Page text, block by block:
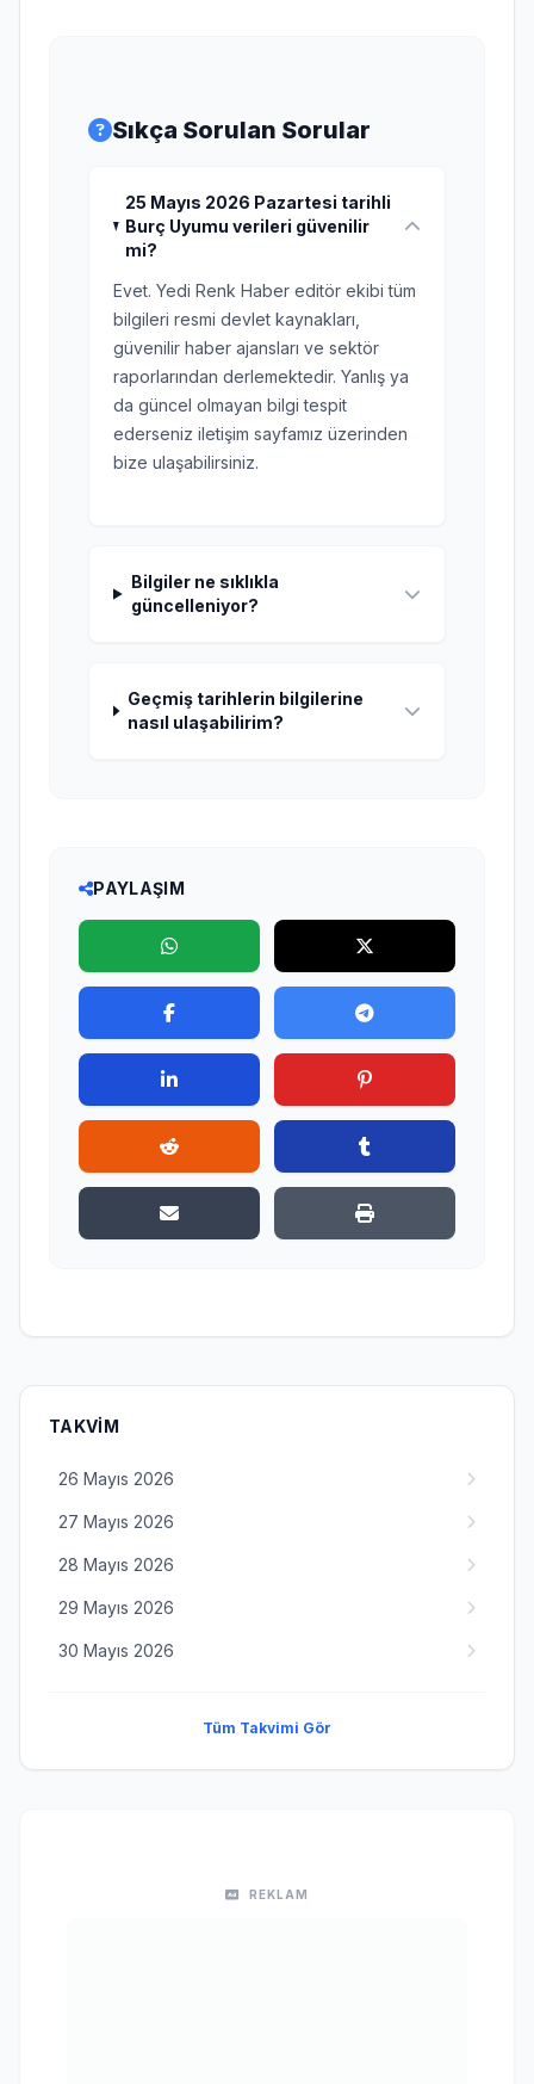
Sıkça Sorulan Sorular
25 Mayıs 2026 Pazartesi tarihli
Burç Uyumu verileri güvenilir
mi?
Evet. Yedi Renk Haber editör ekibi tüm
bilgileri resmi devlet kaynakları,
güvenilir haber ajansları ve sektör
raporlarından derlemektedir. Yanlış ya
da güncel olmayan bilgi tespit
ederseniz iletişim sayfamız üzerinden
bize ulaşabilirsiniz.
Bilgiler ne sıklıkla
güncelleniyor?
Geçmiş tarihlerin bilgilerine
nasıl ulaşabilirim?
PAYLAŞIM
TAKVIM
26 Mayıs 2026
27 Mayıs 2026
28 Mayıs 2026
29 Mayıs 2026
30 Mayıs 2026
Tüm Takvimi Gör
REKLAM